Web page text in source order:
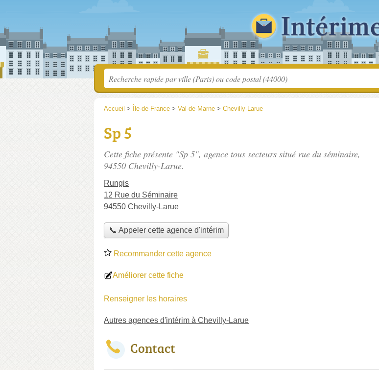
Accueil > Île-de-France > Val-de-Marne > Chevilly-Larue
Sp 5
Cette fiche présente "Sp 5", agence tous secteurs situé rue du séminaire,
94550 Chevilly-Larue.
Rungis
12 Rue du Séminaire
94550 Chevilly-Larue
📞 Appeler cette agence d'intérim
Recommander cette agence
Améliorer cette fiche
Renseigner les horaires
Autres agences d'intérim à Chevilly-Larue
Contact